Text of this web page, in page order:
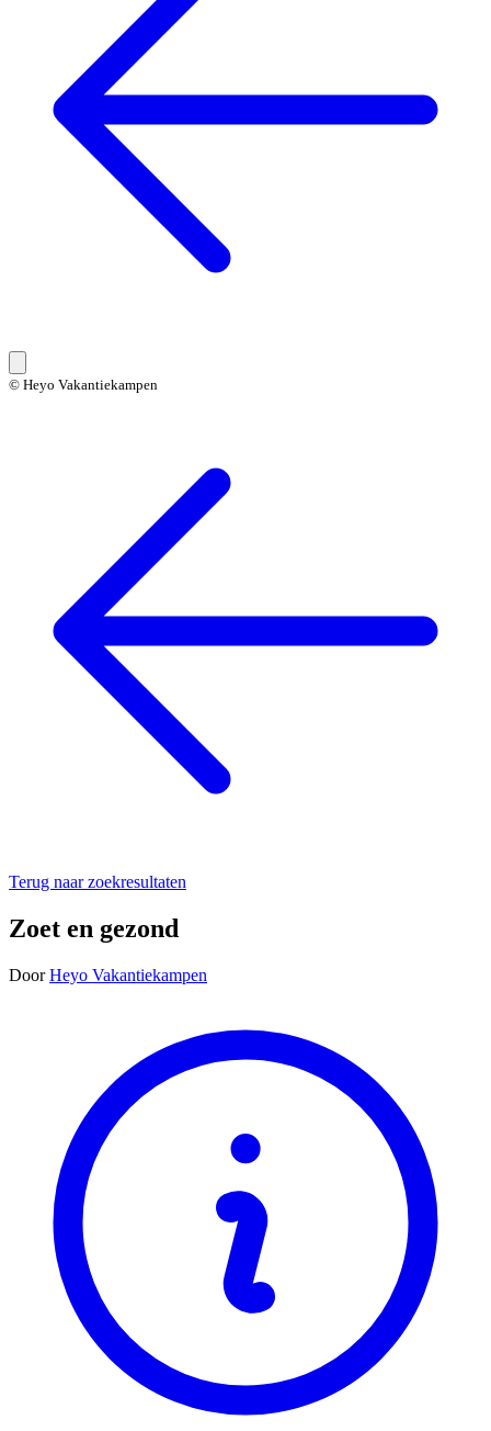
© Heyo Vakantiekampen
Terug naar zoekresultaten
Zoet en gezond
Door Heyo Vakantiekampen